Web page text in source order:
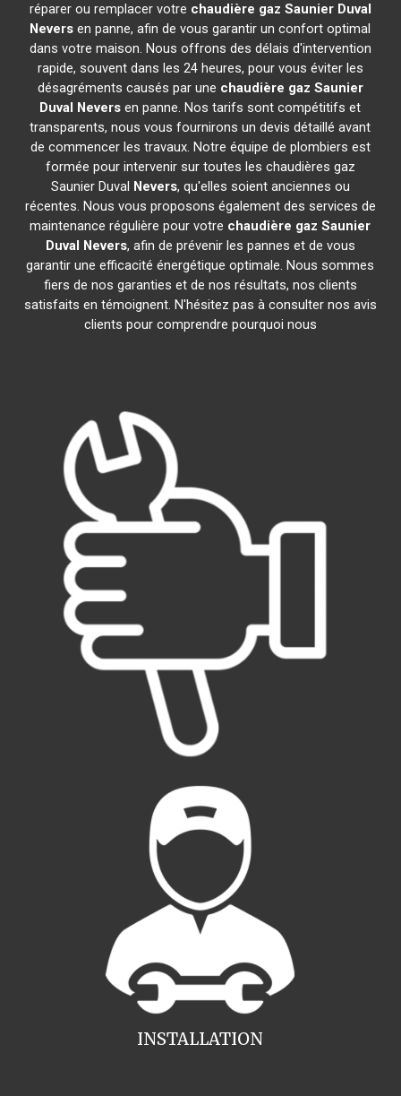
réparer ou remplacer votre chaudière gaz Saunier Duval
Nevers en panne, afin de vous garantir un confort optimal
dans votre maison. Nous offrons des délais d'intervention
rapide, souvent dans les 24 heures, pour vous éviter les
désagréments causés par une chaudière gaz Saunier
Duval Nevers en panne. Nos tarifs sont compétitifs et
transparents, nous vous fournirons un devis détaillé avant
de commencer les travaux. Notre équipe de plombiers est
formée pour intervenir sur toutes les chaudières gaz
Saunier Duval Nevers, qu'elles soient anciennes ou
récentes. Nous vous proposons également des services de
maintenance régulière pour votre chaudière gaz Saunier
Duval Nevers, afin de prévenir les pannes et de vous
garantir une efficacité énergétique optimale. Nous sommes
fiers de nos garanties et de nos résultats, nos clients
satisfaits en témoignent. N'hésitez pas à consulter nos avis
clients pour comprendre pourquoi nous
INSTALLATION